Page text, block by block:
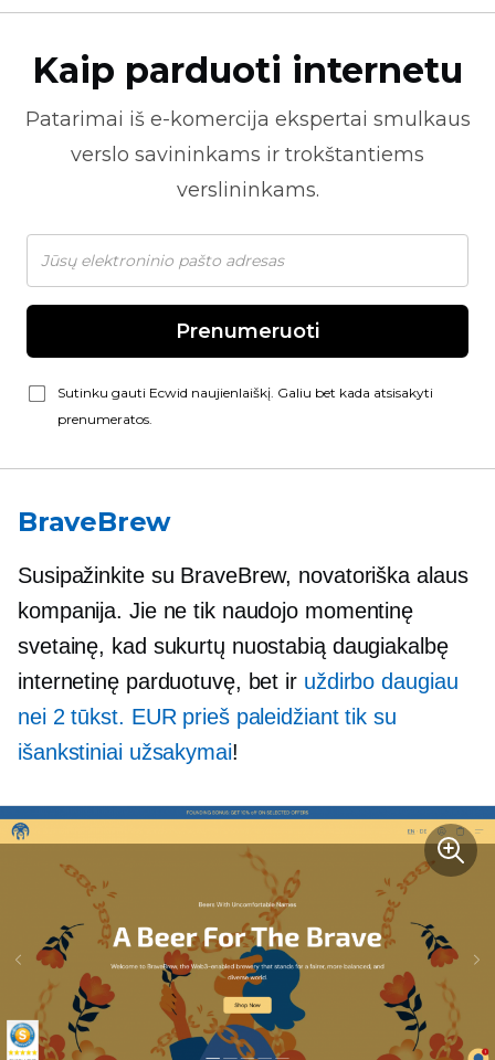
Kaip parduoti internetu
Patarimai iš e-komercija ekspertai smulkaus
verslo savininkams ir trokštantiems
verslininkams.
Prenumeruoti
Sutinku gauti Ecwid naujienlaiškį. Galiu bet kada atsisakyti
prenumeratos.
BraveBrew
Susipažinkite su BraveBrew, novatoriška alaus
kompanija. Jie ne tik naudojo momentinę
svetainę, kad sukurtų nuostabią daugiakalbę
internetinę parduotuvę, bet ir uždirbo daugiau
nei 2 tūkst. EUR prieš paleidžiant tik su
išankstiniai užsakymai!